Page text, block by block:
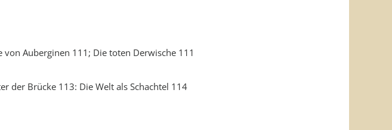
Auberginen 111; Die toten Derwische 111
der Brücke 113: Die Welt als Schachtel 114